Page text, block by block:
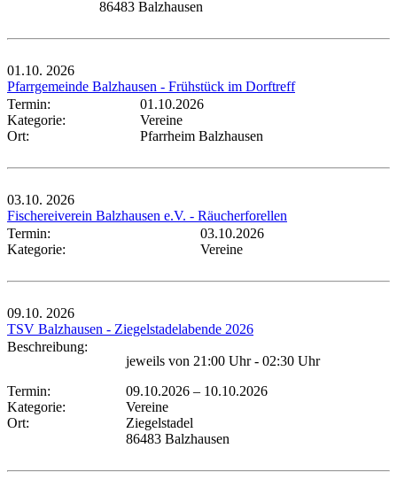
86483 Balzhausen
01.10. 2026
Pfarrgemeinde Balzhausen - Frühstück im Dorftreff
Termin:
01.10.2026
Kategorie:
Vereine
Ort:
Pfarrheim Balzhausen
03.10. 2026
Fischereiverein Balzhausen e.V. - Räucherforellen
Termin:
03.10.2026
Kategorie:
Vereine
09.10. 2026
TSV Balzhausen - Ziegelstadelabende 2026
Beschreibung:
jeweils von 21:00 Uhr - 02:30 Uhr
Termin:
09.10.2026 – 10.10.2026
Kategorie:
Vereine
Ort:
Ziegelstadel
86483 Balzhausen